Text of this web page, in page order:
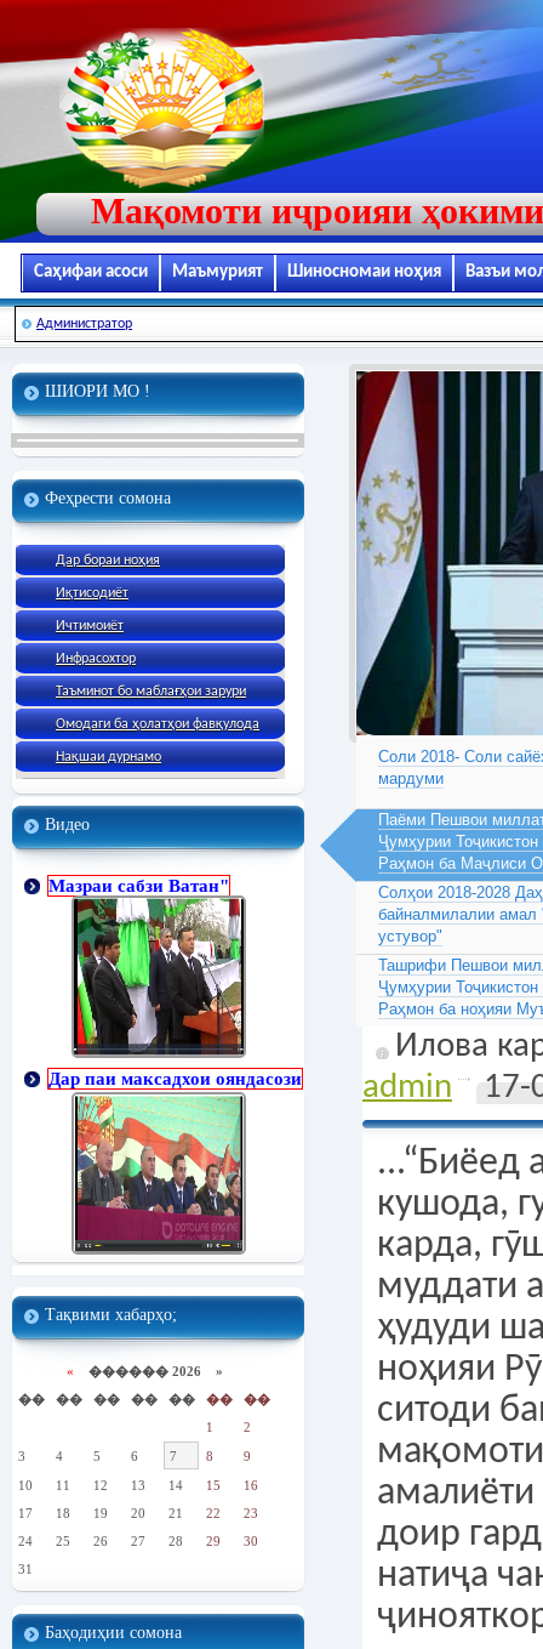
Мақомоти иҷроияи
Саҳифаи асоси Маъмурият Шиносномаи ноҳия Вазъи
Администратор
ШИОРИ МО !
Феҳрести сомона
Дар бораи ноҳия
Иқтисодиёт
Ичтимоиёт
Инфрасохтор
Таъминот бо маблағҳои зарури
Омодаги ба ҳолатҳои фавқулода
Нақшаи дурнамо
Видео
Мазраи сабзи Ватан"
Дар паи максадхои ояндасози
Тақвими хабарҳо;
« ������ 2026 »
��
�� �� �� �� ��
��
1
2
3
4 5 6 7 8
9
10
11 12 13 14 15
16
17
18 19 20 21 22
23
24
25 26 27 28 29
30
31
Баҳодиҳии сомона
Соли 2018- Соли
мардуми
Паёми Пешвои
Ҷумҳурии
Раҳмон ба Маҷлиси
Солҳои 2018-2028
байналмилалии
устувор"
Ташрифи Пешвои
Ҷумҳурии
Раҳмон ба ноҳияи
Илова
admin
17-
...“Биёед
кушода,
карда,
муддати
ҳудуди
ноҳияи
ситоди
доир
натиҷа